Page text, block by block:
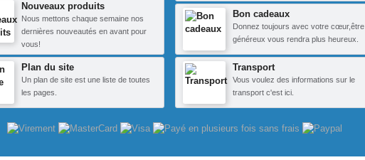
Nouveaux produits
Nous mettons chaque semaine nos
dernières nouveautés en avant pour
vous!
Plan du site
Un plan de site est une liste de toutes
les pages.
Bon cadeaux
Donnez toujours avec votre cœur,être
généreux vous rendra plus heureux.
Transport
Vous voulez des informations sur le
transport c'est ici.